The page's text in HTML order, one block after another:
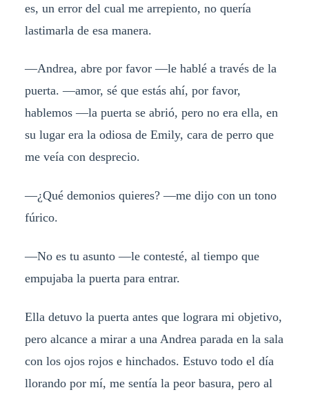
es, un error del cual me arrepiento, no quería
lastimarla de esa manera.
—Andrea, abre por favor —le hablé a través de la
puerta. —amor, sé que estás ahí, por favor,
hablemos —la puerta se abrió, pero no era ella, en
su lugar era la odiosa de Emily, cara de perro que
me veía con desprecio.
—¿Qué demonios quieres? —me dijo con un tono
fúrico.
—No es tu asunto —le contesté, al tiempo que
empujaba la puerta para entrar.
Ella detuvo la puerta antes que lograra mi objetivo,
pero alcance a mirar a una Andrea parada en la sala
con los ojos rojos e hinchados. Estuvo todo el día
llorando por mí, me sentía la peor basura, pero al